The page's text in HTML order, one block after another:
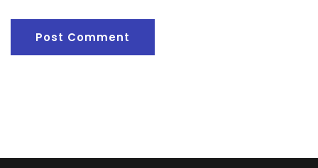
Post Comment